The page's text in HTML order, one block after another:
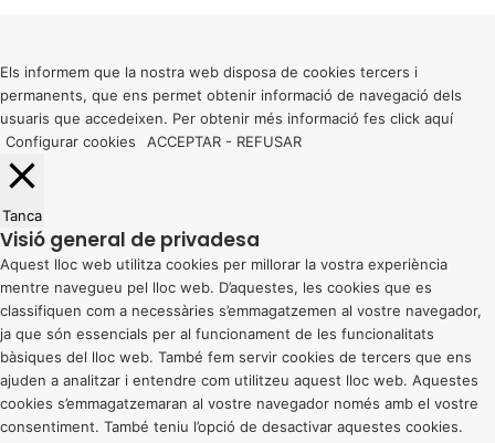
button
Els informem que la nostra web disposa de cookies tercers i
permanents, que ens permet obtenir informació de navegació dels
usuaris que accedeixen. Per obtenir més informació fes click aquí
Configurar cookies
ACCEPTAR - REFUSAR
Tanca
Visió general de privadesa
Aquest lloc web utilitza cookies per millorar la vostra experiència
mentre navegueu pel lloc web. D’aquestes, les cookies que es
classifiquen com a necessàries s’emmagatzemen al vostre navegador,
ja que són essencials per al funcionament de les funcionalitats
bàsiques del lloc web. També fem servir cookies de tercers que ens
ajuden a analitzar i entendre com utilitzeu aquest lloc web. Aquestes
cookies s’emmagatzemaran al vostre navegador només amb el vostre
consentiment. També teniu l’opció de desactivar aquestes cookies.